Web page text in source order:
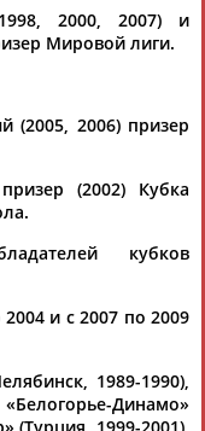
АБДУЛАЕВ
Загалав
2000, 2007) и
Мировой лиги.
(2005, 2006) призер
(2002) Кубка
кубков
и с 2007 по 2009
1989-1990),
Динамо»